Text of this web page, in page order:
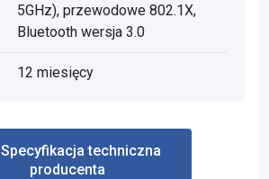
5GHz), przewodowe 802.1X,
Bluetooth wersja 3.0
12 miesięcy
Specyfikacja techniczna
producenta